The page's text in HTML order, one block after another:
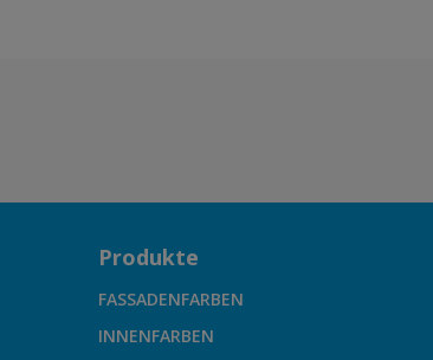
Produkte
FASSADENFARBEN
INNENFARBEN